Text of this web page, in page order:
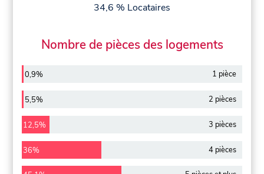
34,6 % Locataires
Nombre de pièces des logements
0,9% 1 pièce
5,5% 2 pièces
12,5% 3 pièces
36% 4 pièces